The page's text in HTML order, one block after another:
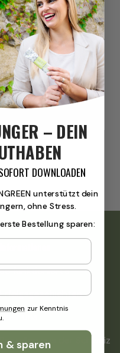
So funktioniert's
Erfolgsgeschichten
Über uns
Bestellen aus der Schweiz
– DEIN
DOWNLOADEN
unterstützt dein
ohne Stress.
Bestellung sparen:
zur Kenntnis
& sparen